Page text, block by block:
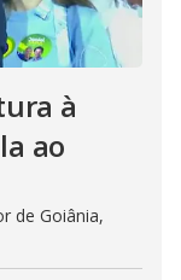
à
ao
de Goiânia,